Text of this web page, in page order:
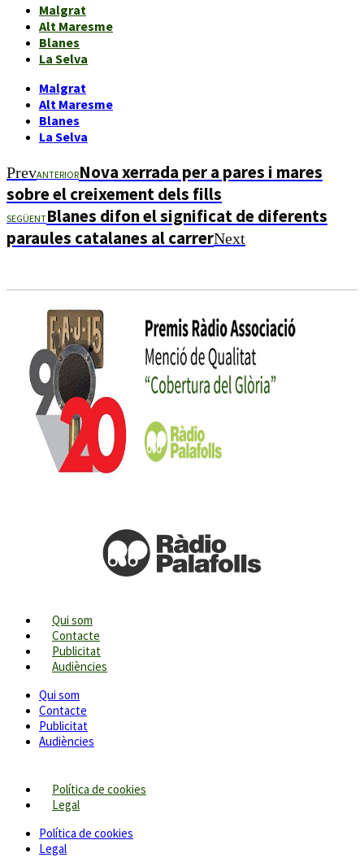
Malgrat
Alt Maresme
Blanes
La Selva
Malgrat
Alt Maresme
Blanes
La Selva
PrevANTERIORNova xerrada per a pares i mares
sobre el creixement dels fills
SEGÜENTBlanes difon el significat de diferents
paraules catalanes al carrerNext
Qui som
Contacte
Publicitat
Audiències
Qui som
Contacte
Publicitat
Audiències
Política de cookies
Legal
Política de cookies
Legal